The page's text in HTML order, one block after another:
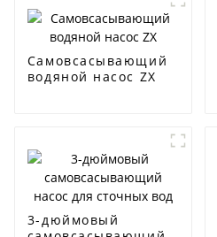
Самовсасывающий
водяной насос ZX
3-дюймовый